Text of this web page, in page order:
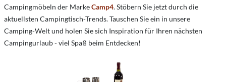
Campingmöbeln der MarkeCamp4. Stöbern Sie jetzt durch die
aktuellsten Campingtisch-Trends. Tauschen Sie ein in unsere
Camping-Welt und holen Sie sich Inspiration für Ihren nächsten
Campingurlaub - viel Spaß beim Entdecken!